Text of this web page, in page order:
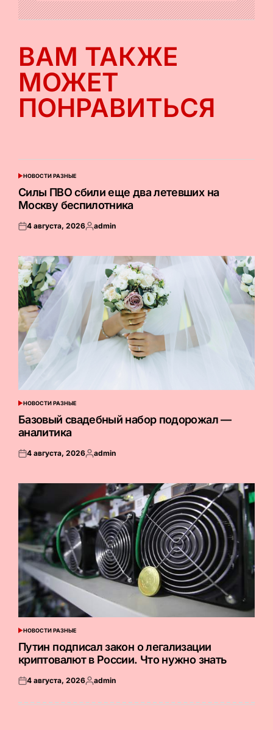
ВАМ ТАКЖЕ
МОЖЕТ
ПОНРАВИТЬСЯ
ОПУБЛИКОВАНО
В
НОВОСТИ РАЗНЫЕ
Силы ПВО сбили еще два летевших на
Москву беспилотника
Опубликовано
4 августа, 2026Запись
admin
ОПУБЛИКОВАНО
В
НОВОСТИ РАЗНЫЕ
Базовый свадебный набор подорожал —
аналитика
Опубликовано
4 августа, 2026Запись
admin
ОПУБЛИКОВАНО
В
НОВОСТИ РАЗНЫЕ
Путин подписал закон о легализации
криптовалют в России. Что нужно знать
Опубликовано
4 августа, 2026Запись
admin